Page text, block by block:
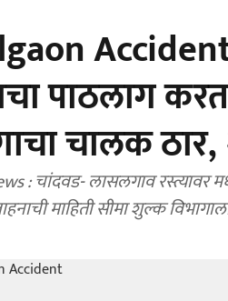
पाठलाग
चालक
: चांदवड- लासलगाव रस्त्यावर
माहिती सीमा शुल्क